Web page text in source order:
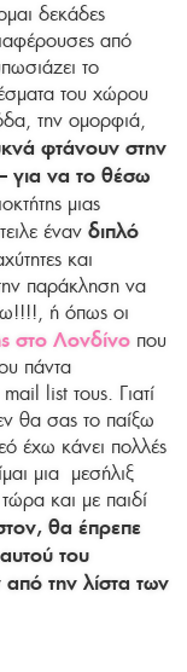
δεκάδες
από
το
του χώρου
την ομορφιά,
φτάνουν στην
για να το θέσω
μιας
έναν διπλό
και
παράκληση να
ή όπως οι
στο Λονδίνο που
πάντα
list τους. Γιατί
θα σας το παίξω
έχω κάνει πολλές
μια μεσήλιξ
και με παιδί
θα έπρεπε
του
την λίστα των